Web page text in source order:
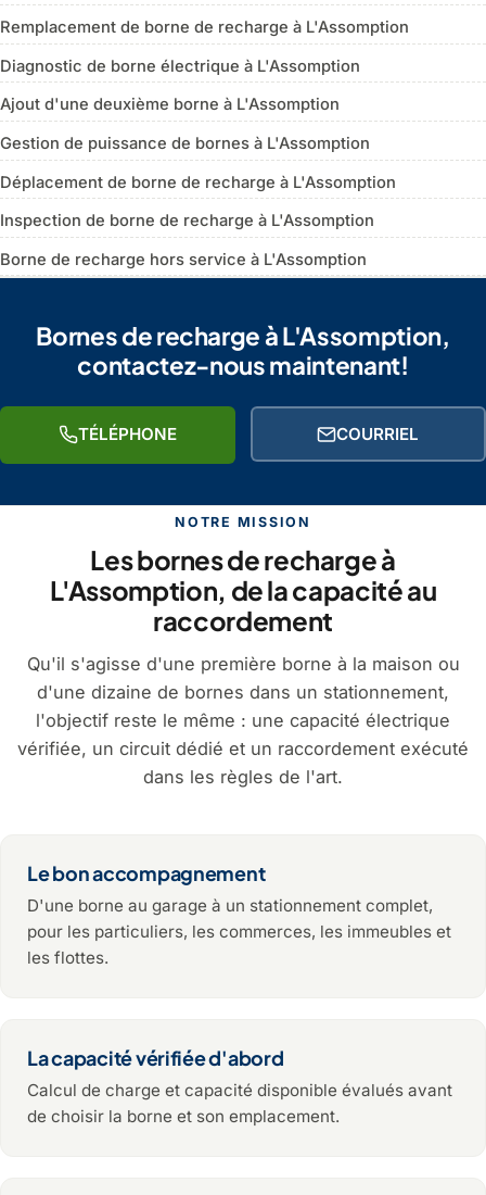
Remplacement de borne de recharge à L'Assomption
Diagnostic de borne électrique à L'Assomption
Ajout d'une deuxième borne à L'Assomption
Gestion de puissance de bornes à L'Assomption
Déplacement de borne de recharge à L'Assomption
Inspection de borne de recharge à L'Assomption
Borne de recharge hors service à L'Assomption
Bornes de recharge à L'Assomption,
contactez-nous maintenant!
TÉLÉPHONE COURRIEL
NOTRE MISSION
Les bornes de recharge à
L'Assomption, de la capacité au
raccordement
Qu'il s'agisse d'une première borne à la maison ou
d'une dizaine de bornes dans un stationnement,
l'objectif reste le même : une capacité électrique
vérifiée, un circuit dédié et un raccordement exécuté
dans les règles de l'art.
Le bon accompagnement
D'une borne au garage à un stationnement complet,
pour les particuliers, les commerces, les immeubles et
les flottes.
La capacité vérifiée d'abord
Calcul de charge et capacité disponible évalués avant
de choisir la borne et son emplacement.